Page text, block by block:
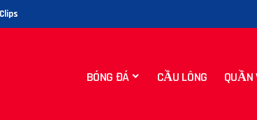
BÓNG ĐÁ CẦU LÔNG QUẦN